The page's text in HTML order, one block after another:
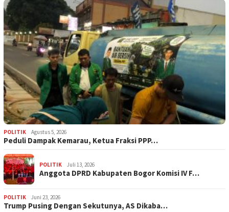
POLITIK Agustus 5, 2026
‎Peduli Dampak Kemarau, Ketua Fraksi PPP…
POLITIK Juli 13, 2026
Anggota DPRD Kabupaten Bogor Komisi IV F…
POLITIK Juni 23, 2026
Trump Pusing Dengan Sekutunya, AS Dikaba…